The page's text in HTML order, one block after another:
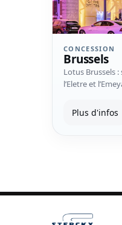
CONCESSION
Brussels
Lotus Brussels
l’Eletre et
Plus d'infos